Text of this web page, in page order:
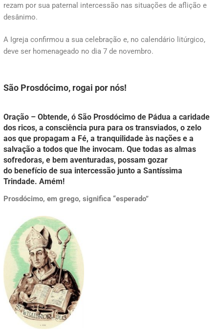
rezam por sua paternal intercessão nas situações de aflição e
desânimo.
A Igreja confirmou a sua celebração e, no calendário litúrgico,
deve ser homenageado no dia 7 de novembro.
São Prosdócimo, rogai por nós!
Oração – Obtende, ó São Prosdócimo de Pádua a caridade
dos ricos, a consciência pura para os transviados, o zelo
aos que propagam a Fé, a tranquilidade às nações e a
salvação a todos que lhe invocam. Que todas as almas
sofredoras, e bem aventuradas, possam gozar
do benefício de sua intercessão junto a Santíssima
Trindade. Amém!
Prosdócimo, em grego, significa “esperado”